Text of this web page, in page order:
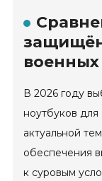
военных
В 2026 году
ноутбуков
актуальной
обеспечения
к суровым